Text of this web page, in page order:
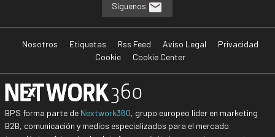
Síguenos
Nosotros Etiquetas Rss Feed Aviso Legal
Privacidad
Cookie
Cookie Center
BPS forma parte de Nextwork360, grupo europeo líder en marketing
B2B, comunicación y medios especializados para el mercado